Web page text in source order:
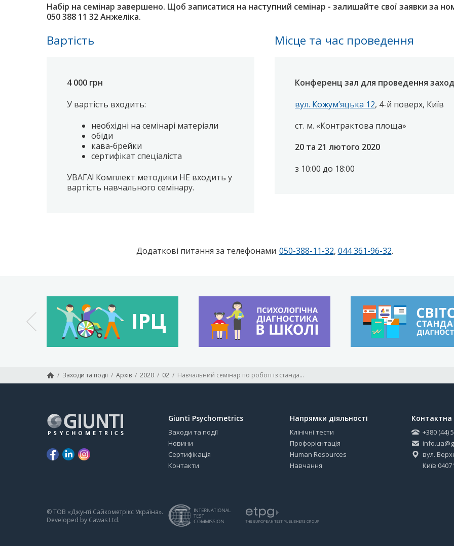
Набір на семінар завершено. Щоб записатися на наступний семінар - залишайте свої заявки за
050 388 11 32 Анжеліка.
Вартість
4 000 грн
У вартість входить:
необхідні на семінарі матеріали
обіди
кава-брейки
сертифікат спеціаліста
УВАГА! Комплект методики НЕ входить у
вартість навчального семінару.
Місце та час проведення
Конференц зал для проведення
вул. Кожум’яцька 12, 4-й поверх, Київ
ст. м. «Контрактова площа»
20 та 21 лютого 2020
з 10:00 до 18:00
Додаткові питання за телефонами: 050-388-11-32, 044 361-96-32.
/ Заходи та події / Архів / 2020 / 02 / Навчальний семінар по роботі із стандартизованою методикою для вимірювання інтелекту у дітей WISC-IV
Giunti Psychometrics
Заходи та події
Новини
Сертифікація
Контакти
Напрямки діяльності
Клінічні тести
Профорієнтація
Human Resources
Навчання
Контактна
+380 (44)
вул.
Київ
© ТОВ «Джунті Сайкометрікс Україна».
Developed by Cawas Ltd.